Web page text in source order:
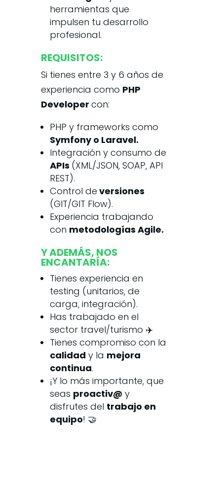
herramientas que
impulsen tu desarrollo
profesional.
REQUISITOS:
Si tienes entre 3 y 6 años de
experiencia como PHP
Developer con:
PHP y frameworks como
Symfony o Laravel.
Integración y consumo de
APIs (XML/JSON, SOAP, API
REST).
Control de versiones
(GIT/GIT Flow).
Experiencia trabajando
con metodologías Agile.
Y ADEMÁS, NOS
ENCANTARÍA:
Tienes experiencia en
testing (unitarios, de
carga, integración).
Has trabajado en el
sector travel/turismo ✈️
Tienes compromiso con la
calidad y la mejora
continua.
¡Y lo más importante, que
seas proactiv@ y
disfrutes del trabajo en
equipo! 🤝